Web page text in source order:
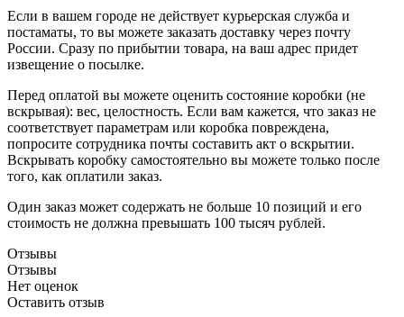
Если в вашем городе не действует курьерская служба и
постаматы, то вы можете заказать доставку через почту
России. Сразу по прибытии товара, на ваш адрес придет
извещение о посылке.
Перед оплатой вы можете оценить состояние коробки (не
вскрывая): вес, целостность. Если вам кажется, что заказ не
соответствует параметрам или коробка повреждена,
попросите сотрудника почты составить акт о вскрытии.
Вскрывать коробку самостоятельно вы можете только после
того, как оплатили заказ.
Один заказ может содержать не больше 10 позиций и его
стоимость не должна превышать 100 тысяч рублей.
Отзывы
Отзывы
Нет оценок
Оставить отзыв